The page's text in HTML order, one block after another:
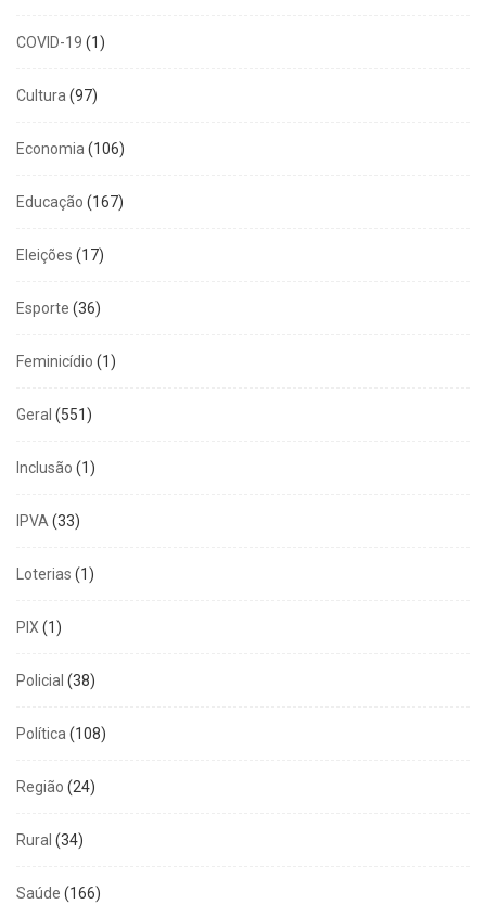
COVID-19 (1)
Cultura(97)
Economia(106)
Educação (167)
Eleições (17)
Esporte (36)
Feminicídio (1)
Geral (551)
Inclusão (1)
IPVA(33)
Loterias (1)
PIX (1)
Policial (38)
Política(108)
Região (24)
Rural (34)
Saúde (166)